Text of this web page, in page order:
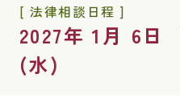
[ 法律相談日程 ]
2027年 1月 6日
(水)